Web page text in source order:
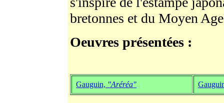
bretonnes et du Moyen
Oeuvres présentées :
Gauguin, "Aréréa"